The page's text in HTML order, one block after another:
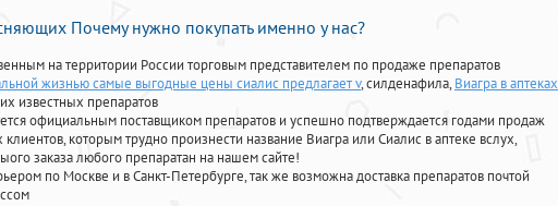
Почему нужно покупать именно у нас?
на территории России торговым представителем по продаже препаратов
жизнью самые выгодные цены сиалис предлагает v, силденафила, Виагра в аптеках
известных препаратов
официальным поставщиком препаратов и успешно подтверждается годами продаж
которым трудно произнести название Виагра или Сиалис в аптеке вслух,
заказа любого препаратан на нашем сайте!
по Москве и в Санкт-Петербурге, так же возможна доставка препаратов почтой